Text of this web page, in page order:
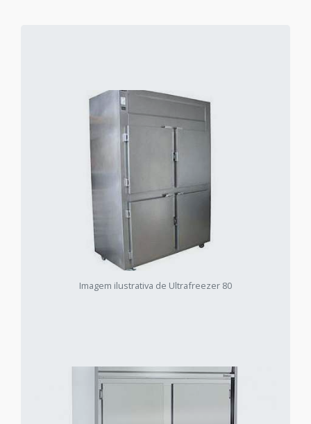
Imagem ilustrativa de Ultrafreezer 80